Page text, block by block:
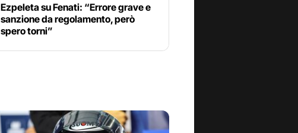
Ezpeleta su Fenati: “Errore grave e
sanzione da regolamento, però
spero torni”